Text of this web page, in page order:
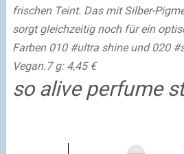
frischen Teint. Das mit Silber-
sorgt gleichzeitig noch für ein
Farben 010 #ultra shine und 020
Vegan.7 g: 4,45 €
so alive perfume